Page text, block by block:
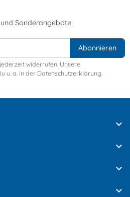
Sonderangebote
widerrufen. Unsere
u. a. in der Datenschutzerklärung.



